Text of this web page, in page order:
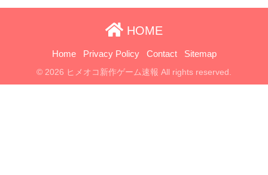
HOME
Home Privacy Policy Contact Sitemap
© 2026 ヒメオコ新作ゲーム速報 All rights reserved.